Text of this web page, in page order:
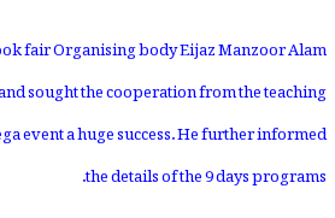
fair Organising body Eijaz Manzoor Alam
sought the cooperation from the teaching
event a huge success. He further informed
the details of the 9 days programs.